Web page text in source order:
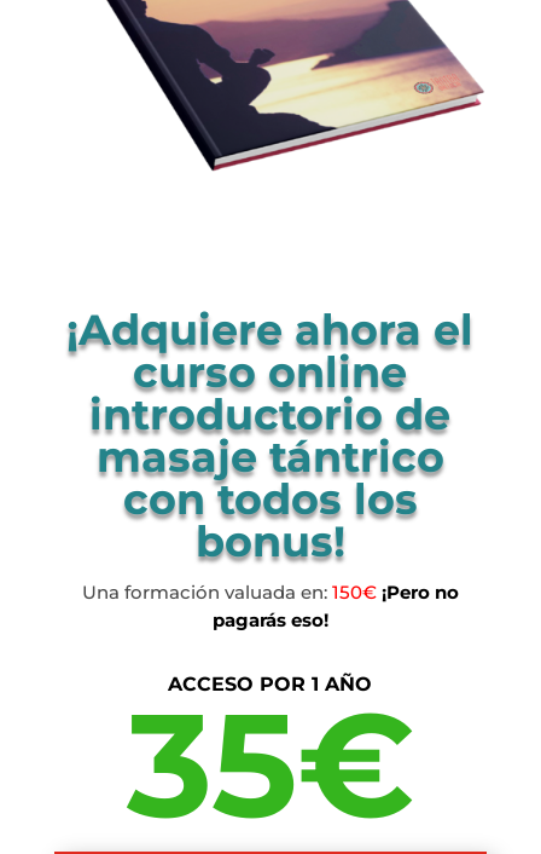
¡Adquiere ahora el
curso online
introductorio de
masaje tántrico
con todos los
bonus!
Una formación valuada en: 150€ ¡Pero no
pagarás eso!
ACCESO POR 1 AÑO
35€